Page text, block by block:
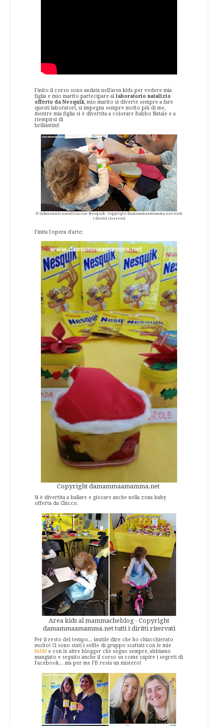
Finito il corso sono andata nell'area kids per vedere mia
figlia e mio marito partecipare al laboratorio natalizio
offerto da Nesquik , mio marito si diverte sempre a fare
questi laboratori, si impegna sempre molto più di me,
mentre mia figlia si è divertita a colorare Babbo Natale e a
riempirsi di
brillantini!
Il laboratorio natalizio con Nesquik - Copyright damammaamamma.net tutti
i diritti riservati
Finita l'opera d'arte:
Copyright damammaamamma.net
Si è divertita a ballare e giocare anche nella zona baby
offerta da Chicco.
Area kids al mammacheblog - Copyright
damammaamamma.net tutti i diritti riservati
Per il resto del tempo... inutile dire che ho chiacchierato
molto! Ci sono stati i selfie di gruppo scattati con le mie
MAM e con le altre blogger che seguo sempre, abbiamo
mangiato e seguito anche il corso su come capire i segreti di
Facebook... ma per me FB resta un mistero!